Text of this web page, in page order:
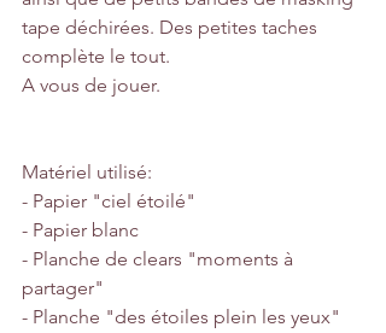
tape déchirées. Des petites taches
complète le tout.
A vous de jouer.
Matériel utilisé:
- Papier "ciel étoilé"
- Papier blanc
- Planche de clears "moments à
partager"
- Planche "des étoiles plein les yeux"